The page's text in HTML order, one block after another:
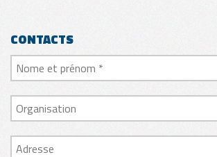
CONTACTS